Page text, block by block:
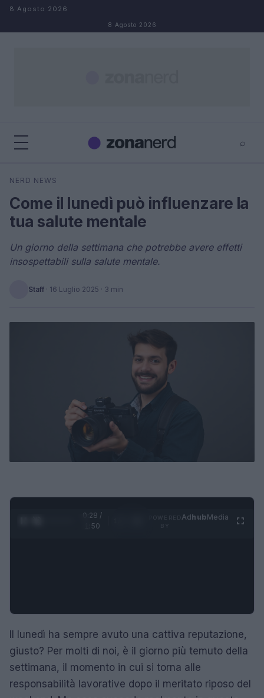
Salta al contenuto
8 Agosto 2026
8 Agosto 2026
⌕
Cerca
NERD NEWS
Come il lunedì può influenzare la
tua salute mentale
Un giorno della settimana che potrebbe avere effetti
insospettabili sulla salute mentale.
Staff · 16 Luglio 2025 · 3 min
0:28 /
1:50
AdhubMedia
Il lunedì ha sempre avuto una cattiva reputazione,
giusto? Per molti di noi, è il giorno più temuto della
settimana, il momento in cui si torna alle
responsabilità lavorative dopo il meritato riposo del